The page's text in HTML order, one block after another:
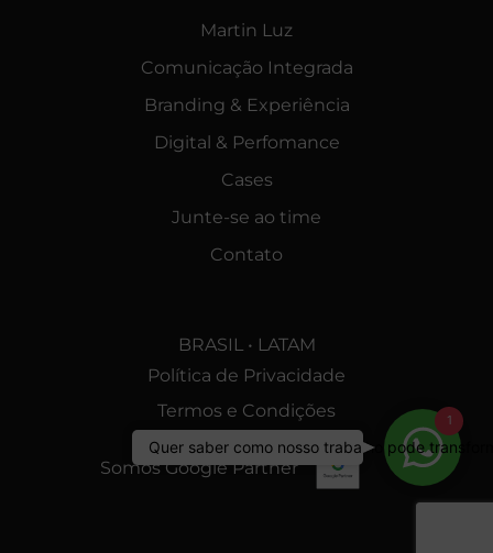
Martin Luz
Comunicação Integrada
Branding & Experiência
Digital & Perfomance
Cases
Junte-se ao time
Contato
BRASIL • LATAM
Política de Privacidade
Termos e Condições
Somos Google Partner
Quer
1
Quer saber como nosso trabalho pode